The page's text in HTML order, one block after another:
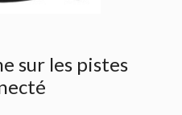
sur les pistes